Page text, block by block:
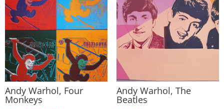
Andy Warhol, Four
Monkeys
Andy Warhol, The
Beatles